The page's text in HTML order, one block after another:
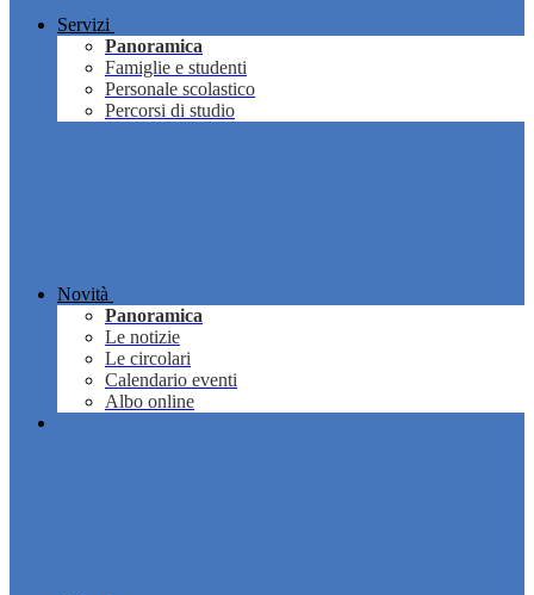
Servizi
Panoramica
Famiglie e studenti
Personale scolastico
Percorsi di studio
Novità
Panoramica
Le notizie
Le circolari
Calendario eventi
Albo online